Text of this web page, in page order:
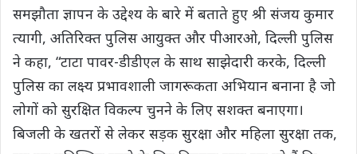
समझौता ज्ञापन के उद्देश्य के बारे में बताते हुए श्री संजय कुमार
त्यागी, अतिरिक्त पुलिस आयुक्त और पीआरओ, दिल्ली पुलिस
ने कहा, “टाटा पावर-डीडीएल के साथ साझेदारी करके, दिल्ली
पुलिस का लक्ष्य प्रभावशाली जागरूकता अभियान बनाना है जो
लोगों को सुरक्षित विकल्प चुनने के लिए सशक्त बनाएगा।
बिजली के खतरों से लेकर सड़क सुरक्षा और महिला सुरक्षा तक,